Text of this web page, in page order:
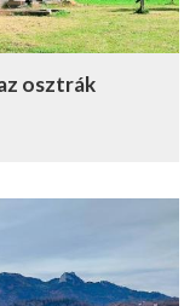
osztrák